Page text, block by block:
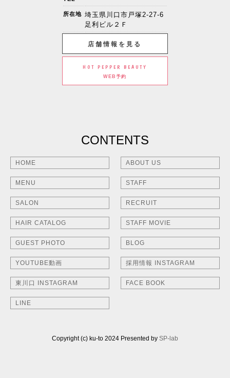
所在地 埼玉県川口市戸塚2-27-6
足利ビル２Ｆ
店舗情報を見る
HOT PEPPER BEAUTY
WEB予約
CONTENTS
HOME ABOUT US
MENU STAFF
SALON RECRUIT
HAIR CATALOG STAFF MOVIE
GUEST PHOTO BLOG
YOUTUBE動画 採用情報 INSTAGRAM
東川口 INSTAGRAM FACE BOOK
LINE
Copyright (c) ku-to 2024 Presented by SP-lab